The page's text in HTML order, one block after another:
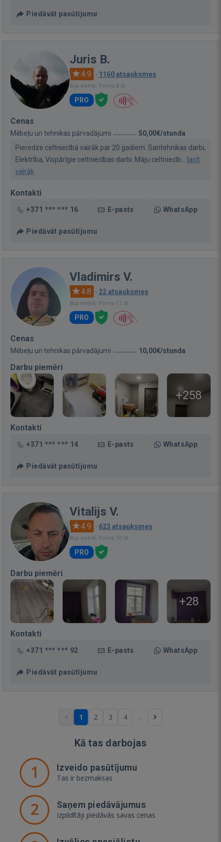
Piedāvāt pasūtījumu
Juris B.
4.9 · 1160 atsauksmes
Bija vietnē: Pirms 8 st.
PRO
Cenas
Mēbeļu un tehnikas pārvadājumi
50,00€/stunda
Pieredze celtniecībā vairāk par 20 gadiem. Santehnikas darbi,
Elektrība, Vispārīgie celtniecības darbi. Māju celtniecīb... lasīt
vairāk
Kontakti
+371 *** *** 16 E-pasts WhatsApp
Piedāvāt pasūtījumu
Vladimirs V.
4.8 · 22 atsauksmes
Bija vietnē: Pirms 11 st.
PRO
Cenas
Mēbeļu un tehnikas pārvadājumi 10,00€/stunda
Darbu piemēri
+258
Kontakti
+371 *** *** 14 E-pasts WhatsApp
Piedāvāt pasūtījumu
Vitalijs V.
4.9 · 623 atsauksmes
Bija vietnē: Pirms 10 st.
PRO
Darbu piemēri
+28
Kontakti
+371 *** *** 92 E-pasts WhatsApp
Piedāvāt pasūtījumu
1 2 3 4 ...
Kā tas darbojas
1 Izveido pasūtījumu
Tas ir bezmaksas
2 Saņem piedāvājumus
Izpildītāji piedāvās savas cenas